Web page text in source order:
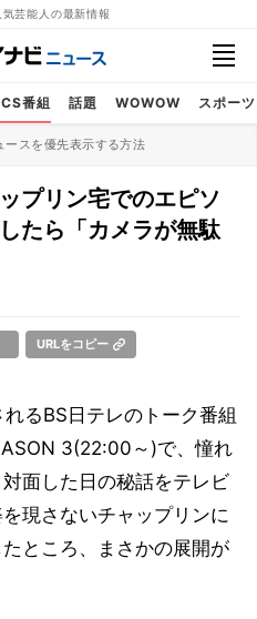
芸能人の最新情報
番組 話題 WOWOW スポーツ
スを優先表示する方法
プリン宅でのエピソ
たら「カメラが無駄
URLをコピー
るBS日テレのトーク番組
3(22:00～)で、憧れ
面した日の秘話をテレビ
現さないチャップリンに
ところ、まさかの展開が